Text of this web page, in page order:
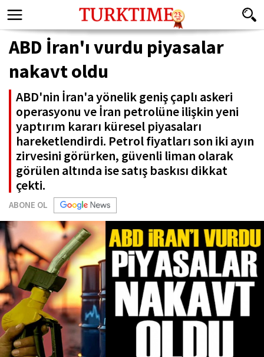
ABD İran'ı vurdu piyasalar
nakavt oldu
ABD'nin İran'a yönelik geniş çaplı askeri
operasyonu ve İran petrolüne ilişkin yeni
yaptırım kararı küresel piyasaları
hareketlendirdi. Petrol fiyatları son iki ayın
zirvesini görürken, güvenli liman olarak
görülen altında ise satış baskısı dikkat
çekti.
ABONE OL